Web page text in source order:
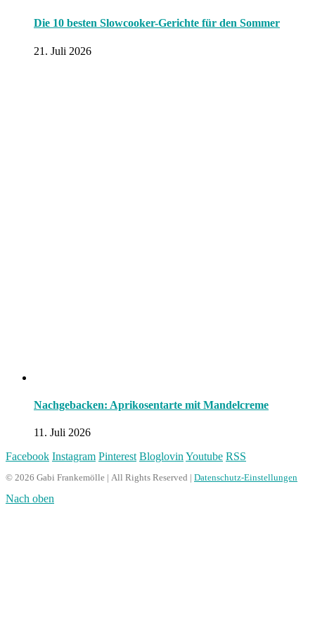
Die 10 besten Slowcooker-Gerichte für den Sommer
21. Juli 2026
Nachgebacken: Aprikosentarte mit Mandelcreme
11. Juli 2026
Facebook Instagram Pinterest Bloglovin Youtube RSS
© 2026 Gabi Frankemölle | All Rights Reserved | Datenschutz-Einstellungen
Nach oben